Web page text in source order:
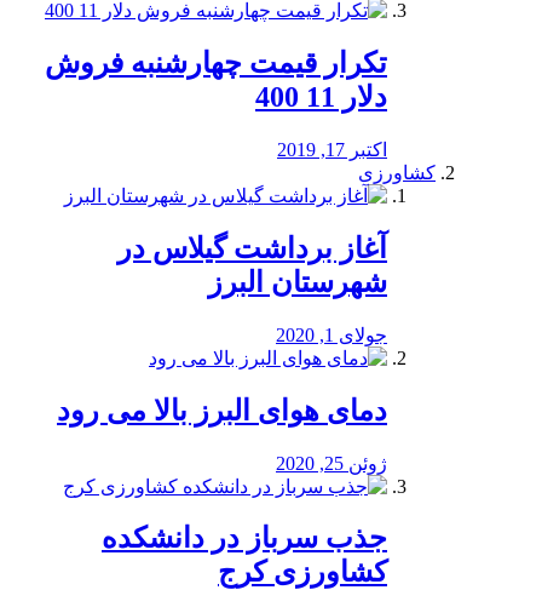
تکرار قیمت چهارشنبه فروش
دلار 11 400
اکتبر 17, 2019
کشاورزی
آغاز برداشت گیلاس در
شهرستان البرز
جولای 1, 2020
دمای هوای البرز بالا می رود
ژوئن 25, 2020
جذب سرباز در دانشکده
کشاورزی کرج